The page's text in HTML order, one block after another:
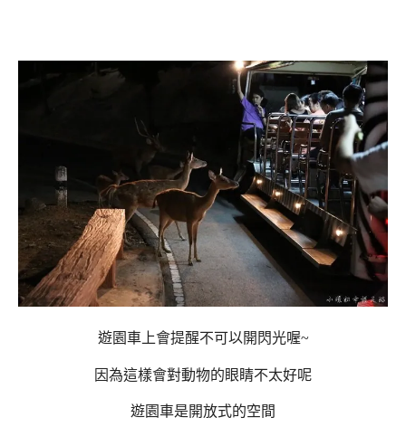
遊園車上會提醒不可以開閃光喔~
因為這樣會對動物的眼睛不太好呢
遊園車是開放式的空間